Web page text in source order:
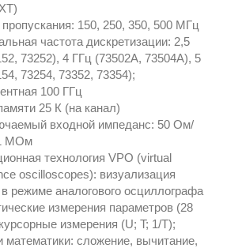
150, 250, 350, 500 МГц
частота дискретизации: 2,5
73252), 4 ГГц (73502A, 73504A), 5
73254, 73352, 73354);
100 ГГц
25 К (на канал)
входной импеданс: 50 Ом/
МОм
технология VPO (virtual
oscilloscopes): визуализация
в режиме аналогового осциллографа
измерения параметров (28
измерения (U; T; 1/T);
математики: сложение, вычитание,